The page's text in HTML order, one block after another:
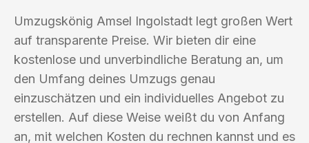
Umzugskönig Amsel Ingolstadt legt großen Wert
auf transparente Preise. Wir bieten dir eine
kostenlose und unverbindliche Beratung an, um
den Umfang deines Umzugs genau
einzuschätzen und ein individuelles Angebot zu
erstellen. Auf diese Weise weißt du von Anfang
an, mit welchen Kosten du rechnen kannst und es